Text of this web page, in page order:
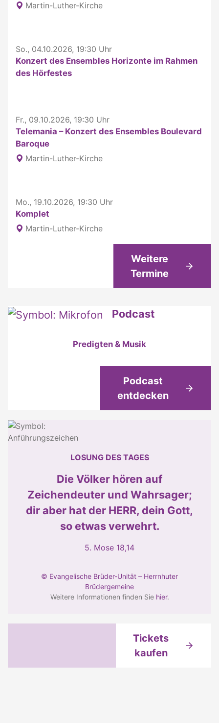
Martin-Luther-Kirche
So., 04.10.2026, 19:30 Uhr
Konzert des Ensembles Horizonte im Rahmen
des Hörfestes
Fr., 09.10.2026, 19:30 Uhr
Telemania – Konzert des Ensembles Boulevard
Baroque
Martin-Luther-Kirche
Mo., 19.10.2026, 19:30 Uhr
Komplet
Martin-Luther-Kirche
Weitere
Termine
Podcast
Predigten & Musik
Podcast
entdecken
LOSUNG DES TAGES
Die Völker hören auf
Zeichendeuter und Wahrsager;
dir aber hat der HERR, dein Gott,
so etwas verwehrt.
5. Mose 18,14
© Evangelische Brüder-Unität – Herrnhuter
Brüdergemeine
Weitere Informationen finden Sie hier.
Tickets
kaufen